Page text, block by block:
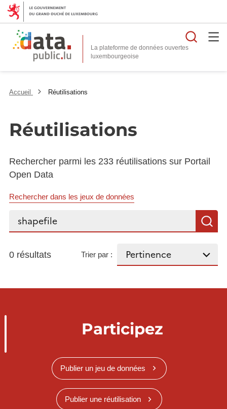
La plateforme de données ouvertes
Accueil Réutilisations
Réutilisations
Rechercher parmi les 233 réutilisations sur Portail
Open Data
Rechercher dans les jeux de données
Rechercher...
0 résultats Trier par :
Participez
Publier un jeu de données
Publier une réutilisation